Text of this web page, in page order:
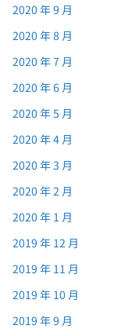
2020 年 9 月
2020 年 8 月
2020 年 7 月
2020 年 6 月
2020 年 5 月
2020 年 4 月
2020 年 3 月
2020 年 2 月
2020 年 1 月
2019 年 12 月
2019 年 11 月
2019 年 10 月
2019 年 9 月